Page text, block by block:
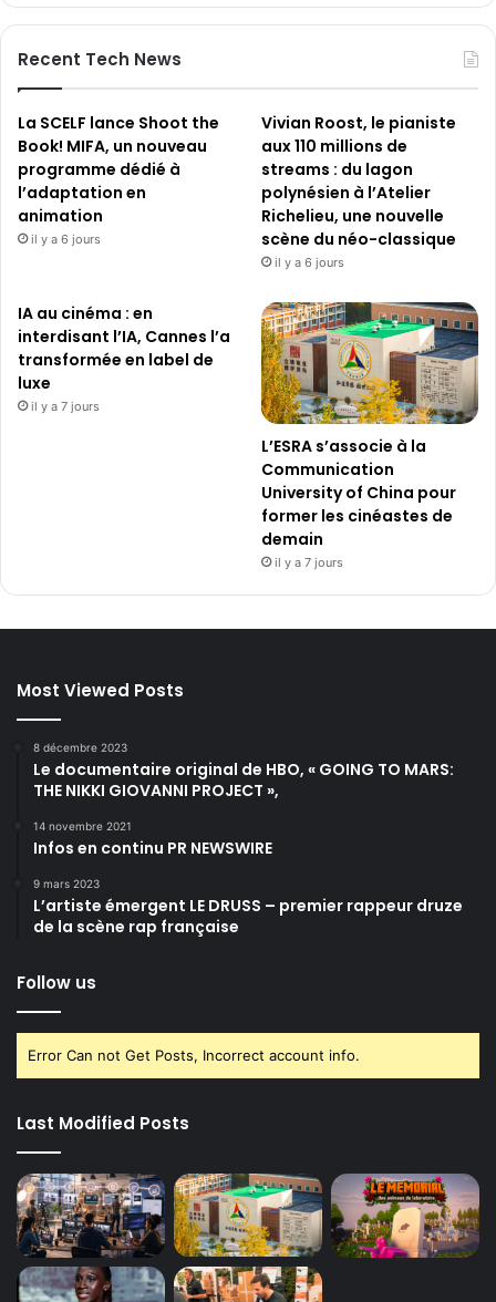
Recent Tech News
La SCELF lance Shoot the
Book! MIFA, un nouveau
programme dédié à
l’adaptation en
animation
il y a 6 jours
Vivian Roost, le pianiste
aux 110 millions de
streams : du lagon
polynésien à l’Atelier
Richelieu, une nouvelle
scène du néo-classique
il y a 6 jours
IA au cinéma : en
interdisant l’IA, Cannes l’a
transformée en label de
luxe
il y a 7 jours
L’ESRA s’associe à la
Communication
University of China pour
former les cinéastes de
demain
il y a 7 jours
Most Viewed Posts
8 décembre 2023
Le documentaire original de HBO, « GOING TO MARS:
THE NIKKI GIOVANNI PROJECT »,
14 novembre 2021
Infos en continu PR NEWSWIRE
9 mars 2023
L’artiste émergent LE DRUSS – premier rappeur druze
de la scène rap française
Follow us
Error Can not Get Posts, Incorrect account info.
Last Modified Posts